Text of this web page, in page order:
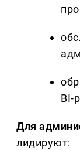
BI-
Для
лидируют: